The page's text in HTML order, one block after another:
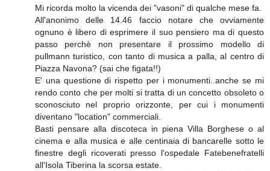
Mi ricorda molto la vicenda dei "vasoni" di qualche mese fa.
All'anonimo delle 14.46 faccio notare che ovviamente
ognuno è libero di esprimere il suo pensiero ma di questo
passo perchè non presentare il prossimo modello di
pullmann turistico, con tanto di musica a palla, al centro di
Piazza Navona? (sai che figata!!)
E' una questione di rispetto per i monumenti..anche se mi
rendo conto che per molti si tratta di un concetto obsoleto o
sconosciuto nel proprio orizzonte, per cui i monumenti
diventano "location" commerciali.
Basti pensare alla discoteca in piena Villa Borghese o al
cinema e alla musica e alle centinaia di bancarelle sotto le
finestre degli ricoverati presso l'ospedale Fatebenefratelli
all'Isola Tiberina la scorsa estate.